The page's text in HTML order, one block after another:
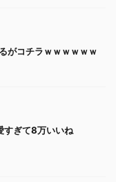
がコチラｗｗｗｗｗｗ
すぎて8万いいね